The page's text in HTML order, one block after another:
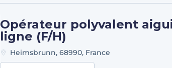
Opérateur polyvalent
ligne (F/H)
Heimsbrunn, 68990, France